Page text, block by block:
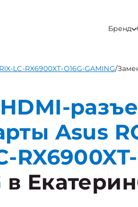
Бренд
LC-RX6900XT-O16G-GAMING/
Asus
в